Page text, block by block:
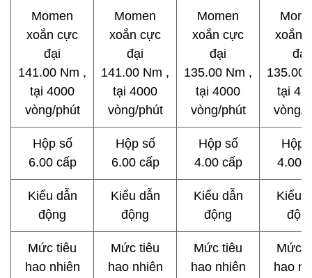
Momen
xoắn cực
đại
141.00 Nm ,
tại 4000
vòng/phút
Momen
xoắn cực
đại
141.00 Nm ,
tại 4000
vòng/phút
Momen
xoắn cực
đại
135.00 Nm ,
tại 4000
vòng/phút
xoắn
đại
135.00
tại
vòng/
Hộp số
6.00 cấp
Hộp số
6.00 cấp
Hộp số
4.00 cấp
Hộp
4.00
Kiểu dẫn
động
Kiểu dẫn
động
Kiểu dẫn
động
Kiểu
Mức tiêu
hao nhiên
Mức tiêu
hao nhiên
Mức tiêu
hao nhiên
Mức
hao